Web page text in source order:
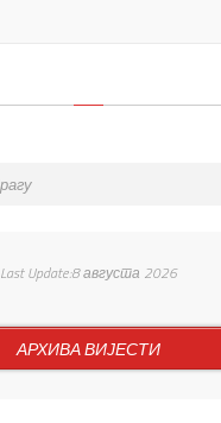
Last Update:8 августа 2026
АРХИВА ВИЈЕСТИ